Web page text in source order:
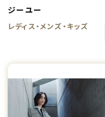
ジーユー
レディス・メンズ・キッズ